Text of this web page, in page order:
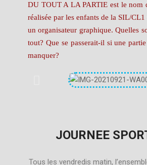
DU TOUT A LA PARTIE est le nom
réalisée par les enfants de la SIL/CL1
un organisateur graphique. Quelles
tout? Que se passerait-il si une
manquer?
JOURNEE
Tous les vendredis matin,